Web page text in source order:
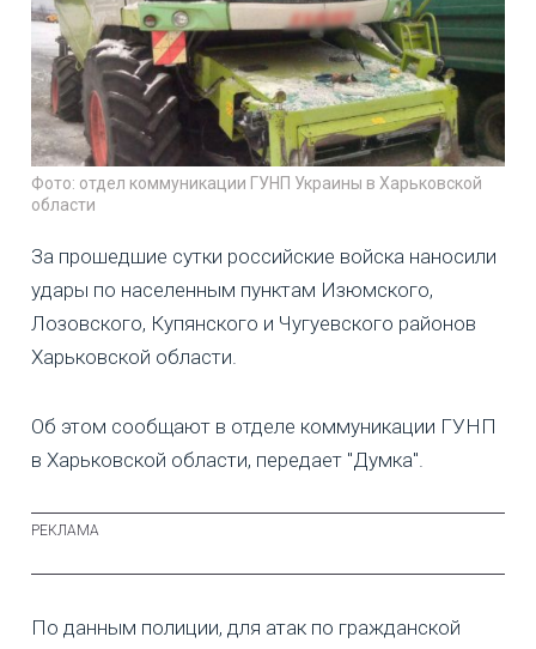
Фото: отдел коммуникации ГУНП Украины в Харьковской
области
За прошедшие сутки российские войска наносили
удары по населенным пунктам Изюмского,
Лозовского, Купянского и Чугуевского районов
Харьковской области.
Об этом сообщают в отделе коммуникации ГУНП
в Харьковской области, передает "Думка".
По данным полиции, для атак по гражданской